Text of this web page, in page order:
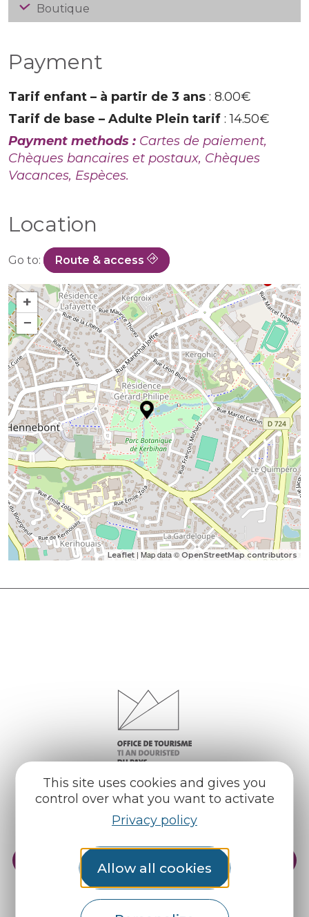
This site uses cookies and gives you
control over what you want to activate
Privacy policy
Allow all cookies
Boutique
Payment
Tarif enfant – à partir de 3 ans : 8.00€
Tarif de base – Adulte Plein tarif : 14.50€
Payment methods : Cartes de paiement,
Chèques bancaires et postaux, Chèques
Vacances, Espèces.
Location
Go to: Route & access
+
−
Leaflet | Map data © OpenStreetMap contributors
Practical info
Our reception areas
Our brochures
Weather